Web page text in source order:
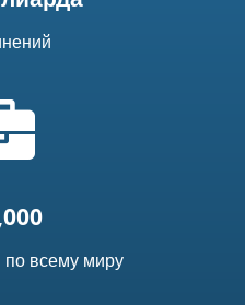
"портфель"
по всему миру